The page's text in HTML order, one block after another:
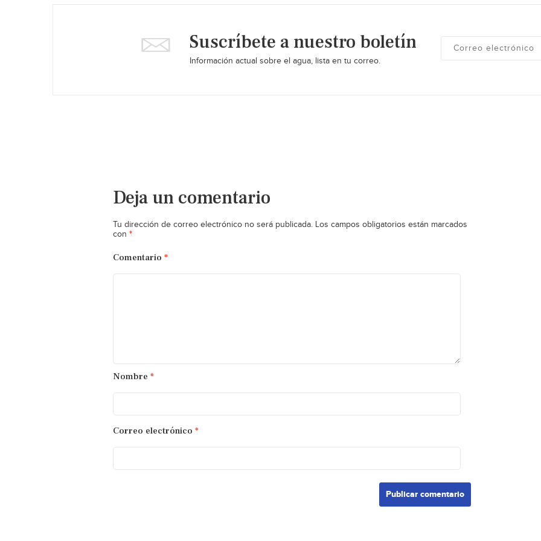
Suscríbete a nuestro boletín
Información actual sobre el agua, lista en tu correo.
Deja un comentario
Tu dirección de correo electrónico no será publicada. Los campos obligatorios están marcados
con *
Comentario *
Nombre *
Correo electrónico *